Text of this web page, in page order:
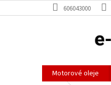
na
606043000
Motorové oleje